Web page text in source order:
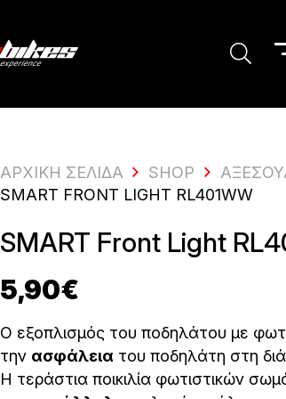
ΑΡΧΙΚΗ ΣΕΛΙΔΑ SHOP
SMART FRONT LIGHT RL401WW
SMART Front Light
5,90€
Ο εξοπλισμός του ποδηλάτου με
την ασφάλεια του ποδηλάτη στη
Η τεράστια ποικιλία φωτιστικών